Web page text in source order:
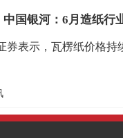
国银河：6月造纸行
券表示，瓦楞纸价格持